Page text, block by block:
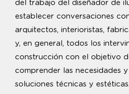
del trabajo del diseñador de
establecer conversaciones
arquitectos, interioristas,
y, en general, todos los
construcción con el objetivo
comprender las necesidades
soluciones técnicas y estéticas.